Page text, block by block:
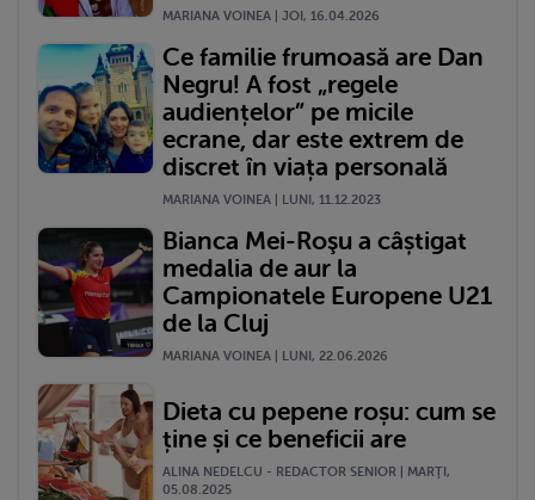
MARIANA VOINEA | JOI, 16.04.2026
Ce familie frumoasă are Dan
Negru! A fost „regele
audiențelor” pe micile
ecrane, dar este extrem de
discret în viața personală
MARIANA VOINEA | LUNI, 11.12.2023
Bianca Mei-Roşu a câștigat
medalia de aur la
Campionatele Europene U21
de la Cluj
MARIANA VOINEA | LUNI, 22.06.2026
Dieta cu pepene roșu: cum se
ține și ce beneficii are
ALINA NEDELCU - REDACTOR SENIOR | MARŢI,
05.08.2025